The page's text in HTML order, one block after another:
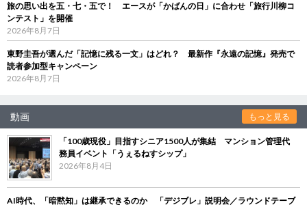
旅の思い出を五・七・五で！ エースが「かばんの日」に合わせ「旅行川柳コ
ンテスト」を開催
2026年8月7日
東野圭吾が選んだ「記憶に残る一文」はどれ？ 最新作『永遠の記憶』発売で
読者参加型キャンペーン
2026年8月7日
動画 もっと見る
「100歳現役」目指すシニア1500人が集結 マンション管理代
務員イベント「うぇるねすシップ」
2026年8月4日
AI時代、「暗黙知」は継承できるのか 「デジブレ」説明会／ラウンドテーブ